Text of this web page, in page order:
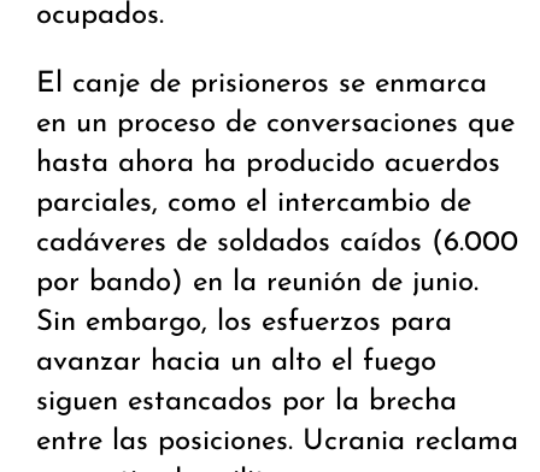
ocupados.
El canje de prisioneros se enmarca
en un proceso de conversaciones que
hasta ahora ha producido acuerdos
parciales, como el intercambio de
cadáveres de soldados caídos (6.000
por bando) en la reunión de junio.
Sin embargo, los esfuerzos para
avanzar hacia un alto el fuego
siguen estancados por la brecha
entre las posiciones. Ucrania reclama